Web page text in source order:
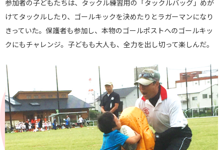
参加者の子どもたちは、タックル練習用の「タックルバッグ」めが
けてタックルしたり、ゴールキックを決めたりとラガーマンになり
きっていた。保護者も参加し、本物のゴールポストへのゴールキッ
クにもチャレンジ。子どもも大人も、全力を出し切って楽しんだ。